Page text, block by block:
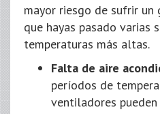
mayor riesgo de sufrir
que hayas pasado varias
temperaturas más altas.
Falta de aire
períodos de
ventiladores